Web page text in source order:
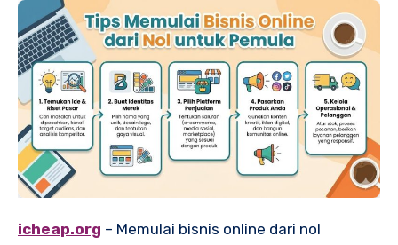
icheap.org – Memulai bisnis online dari nol